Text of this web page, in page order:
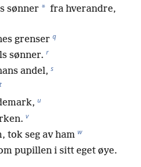
sønner * fra hverandre,
grenser q
sønner. r
andel, s
t
u
v
tok seg av ham w
pupillen i sitt eget øye.